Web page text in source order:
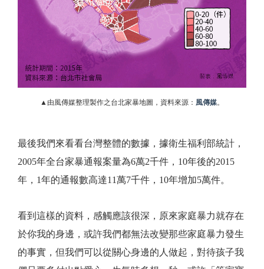
▲由風傳媒整理製作之台北家暴地圖，資料來源： 風傳媒。
最後我們來看看台灣整體的數據，據衛生福利部統計，
2005年全台家暴通報案量為6萬2千件，10年後的2015
年，1年的通報數高達11萬7千件，10年增加5萬件。
看到這樣的資料，感觸應該很深，原來家庭暴力就存在
於你我的身邊，或許我們都無法改變那些家庭暴力發生
的事實，但我們可以從關心身邊的人做起，對待孩子我